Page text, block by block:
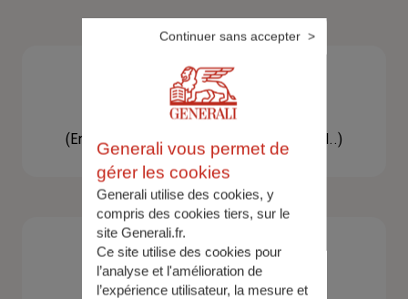
Besoin d'une assistance
(En cas d'accident, bris de glace, un conseil..)
Demande d'information
Generali vous permet de
gérer les cookies
Generali utilise des cookies, y
compris des cookies tiers, sur le
site Generali.fr.
Ce site utilise des cookies pour
l’analyse et l'amélioration de
l’expérience utilisateur, la mesure et
Continuer sans accepter